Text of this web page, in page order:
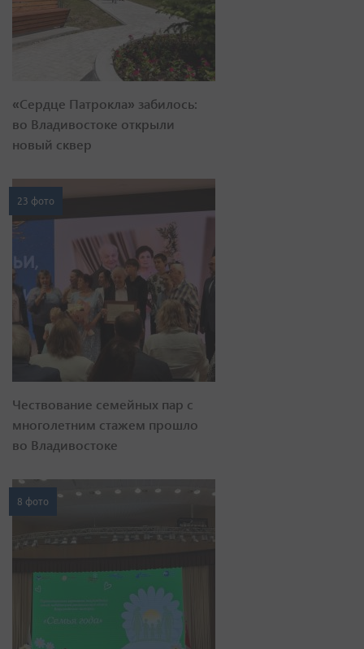
«Сердце Патрокла» забилось:
во Владивостоке открыли
новый сквер
23 фото
Чествование семейных пар с
многолетним стажем прошло
во Владивостоке
8 фото